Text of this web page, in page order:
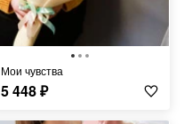
Мои чувства
5 448₽